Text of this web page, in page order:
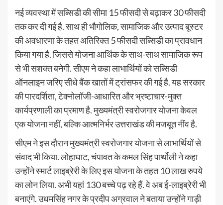
नई व्यवस्था में सब्सिडी की सीमा 15 फीसदी से बढ़ाकर 30 फीसदी
तक कर दी गई है. साथ ही भौगोलिक, सामाजिक और उत्पाद बूस्टर
की अवधारणा के तहत अतिरिक्त 5 फीसदी सब्सिडी का प्रावधान
किया गया है. जिससे योजना आर्थिक के साथ-साथ सामाजिक रूप
से भी सशक्त बनेगी. सीएम ने कहा लाभार्थियों को सब्सिडी
ऑनलाइन जरिए सीधे बैंक खातों में ट्रांसफर की गई है. यह सरकार
की पारदर्शिता, टेक्नोलॉजी-आधारित और भ्रष्टाचार-मुक्त
कार्यप्रणाली का प्रमाण है. मुख्यमंत्री स्वरोजगार योजना केवल
एक योजना नहीं, बल्कि आत्मनिर्भर उत्तराखंड की मजबूत नींव है.
सीएम ने इस दौरान मुख्यमंत्री स्वरोजगार योजना से लाभार्थियों से
संवाद भी किया. लोहाघाट, चंपावत के कमल सिंह पार्थोली ने कहा
उन्होंने स्मार्ट लाइब्रेरी के लिए इस योजना के तहत 10 लाख रुपये
का लोन लिया. अभी यहां 130 बच्चे पढ़ रहे हैं. वे अब ई-लाइब्रेरी भी
बनाएंगे. उधमसिंह नगर के प्रदीप अग्रवाल ने बताया उन्होंने गाड़ी